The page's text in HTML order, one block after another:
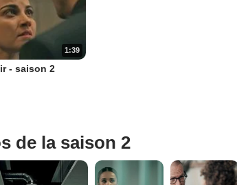
1:39
- saison 2
de la saison 2